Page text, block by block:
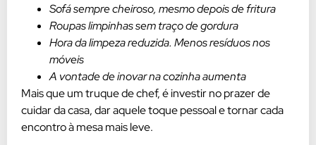
Sofá sempre cheiroso, mesmo depois de fritura
Roupas limpinhas sem traço de gordura
Hora da limpeza reduzida. Menos resíduos nos
móveis
A vontade de inovar na cozinha aumenta
Mais que um truque de chef, é investir no prazer de
cuidar da casa, dar aquele toque pessoal e tornar cada
encontro à mesa mais leve.